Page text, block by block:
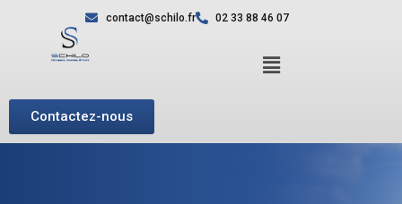
contact@schilo.fr 02 33 88 46 07
Contactez-nous